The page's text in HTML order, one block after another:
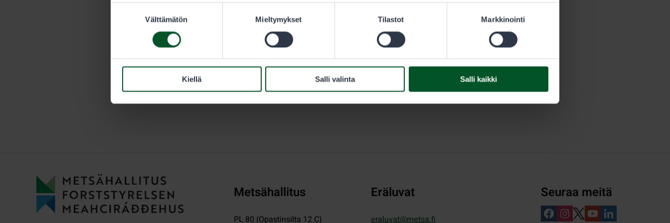
Välttämätön Mieltymykset Tilastot Markkinointi
Kiellä Salli valinta Salli kaikki
Metsähallitus
PL 80 (Opastinsilta 12 C)
Eräluvat
eraluvat@metsa.fi
Seuraa meitä